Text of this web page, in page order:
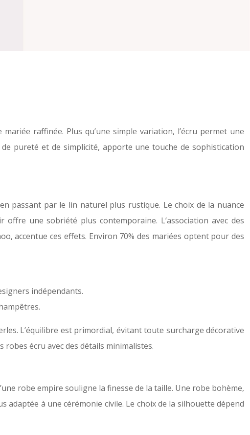
raffinée. Plus qu’une simple variation, l’écru permet une
pureté et de simplicité, apporte une touche de sophistication
passant par le lin naturel plus rustique. Le choix de la nuance
une sobriété plus contemporaine. L’association avec des
accentue ces effets. Environ 70% des mariées optent pour des
indépendants.
L’équilibre est primordial, évitant toute surcharge décorative
écru avec des détails minimalistes.
robe empire souligne la finesse de la taille. Une robe bohème,
à une cérémonie civile. Le choix de la silhouette dépend